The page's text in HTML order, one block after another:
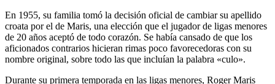
En 1955, su familia tomó la decisión oficial de cambiar su apellido
croata por el de Maris, una elección que el jugador de ligas menores
de 20 años aceptó de todo corazón. Se había cansado de que los
aficionados contrarios hicieran rimas poco favorecedoras con su
nombre original, sobre todo las que incluían la palabra «culo».
Durante su primera temporada en las ligas menores, Roger Maris